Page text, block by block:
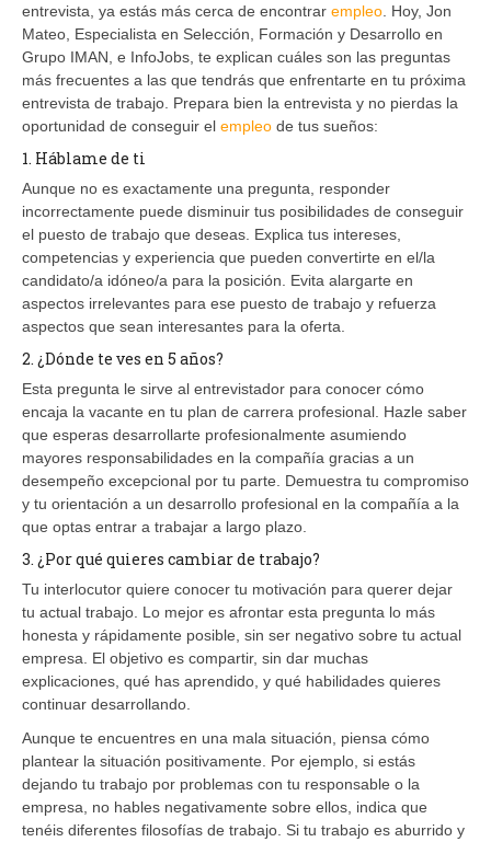
entrevista, ya estás más cerca de encontrar empleo . Hoy, Jon
Mateo, Especialista en Selección, Formación y Desarrollo en
Grupo IMAN, e InfoJobs, te explican cuáles son las preguntas
más frecuentes a las que tendrás que enfrentarte en tu próxima
entrevista de trabajo. Prepara bien la entrevista y no pierdas la
oportunidad de conseguir el empleo de tus sueños:
1. Háblame de ti
Aunque no es exactamente una pregunta, responder
incorrectamente puede disminuir tus posibilidades de conseguir
el puesto de trabajo que deseas. Explica tus intereses,
competencias y experiencia que pueden convertirte en el/la
candidato/a idóneo/a para la posición. Evita alargarte en
aspectos irrelevantes para ese puesto de trabajo y refuerza
aspectos que sean interesantes para la oferta.
2. ¿Dónde te ves en 5 años?
Esta pregunta le sirve al entrevistador para conocer cómo
encaja la vacante en tu plan de carrera profesional. Hazle saber
que esperas desarrollarte profesionalmente asumiendo
mayores responsabilidades en la compañía gracias a un
desempeño excepcional por tu parte. Demuestra tu compromiso
y tu orientación a un desarrollo profesional en la compañía a la
que optas entrar a trabajar a largo plazo.
3. ¿Por qué quieres cambiar de trabajo?
Tu interlocutor quiere conocer tu motivación para querer dejar
tu actual trabajo. Lo mejor es afrontar esta pregunta lo más
honesta y rápidamente posible, sin ser negativo sobre tu actual
empresa. El objetivo es compartir, sin dar muchas
explicaciones, qué has aprendido, y qué habilidades quieres
continuar desarrollando.
Aunque te encuentres en una mala situación, piensa cómo
plantear la situación positivamente. Por ejemplo, si estás
dejando tu trabajo por problemas con tu responsable o la
empresa, no hables negativamente sobre ellos, indica que
tenéis diferentes filosofías de trabajo. Si tu trabajo es aburrido y